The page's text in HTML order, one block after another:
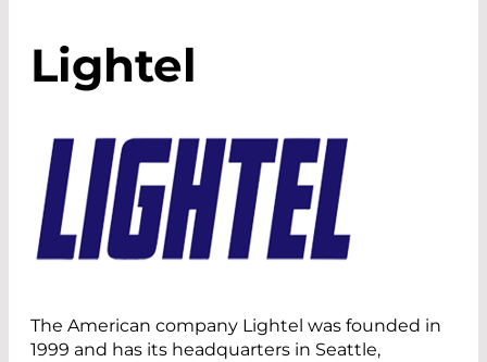
Lightel
The American company Lightel was founded in
1999 and has its headquarters in Seattle,